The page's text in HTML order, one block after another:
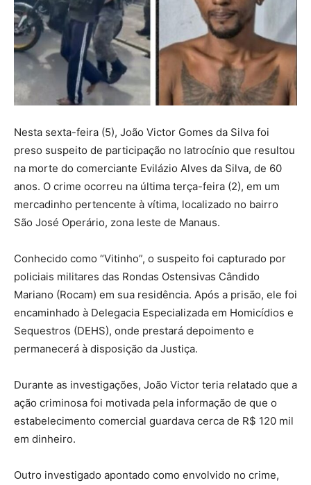
Nesta sexta-feira (5), João Victor Gomes da Silva foi
preso suspeito de participação no latrocínio que resultou
na morte do comerciante Evilázio Alves da Silva, de 60
anos. O crime ocorreu na última terça-feira (2), em um
mercadinho pertencente à vítima, localizado no bairro
São José Operário, zona leste de Manaus.
Conhecido como “Vitinho”, o suspeito foi capturado por
policiais militares das Rondas Ostensivas Cândido
Mariano (Rocam) em sua residência. Após a prisão, ele foi
encaminhado à Delegacia Especializada em Homicídios e
Sequestros (DEHS), onde prestará depoimento e
permanecerá à disposição da Justiça.
Durante as investigações, João Victor teria relatado que a
ação criminosa foi motivada pela informação de que o
estabelecimento comercial guardava cerca de R$ 120 mil
em dinheiro.
Outro investigado apontado como envolvido no crime,